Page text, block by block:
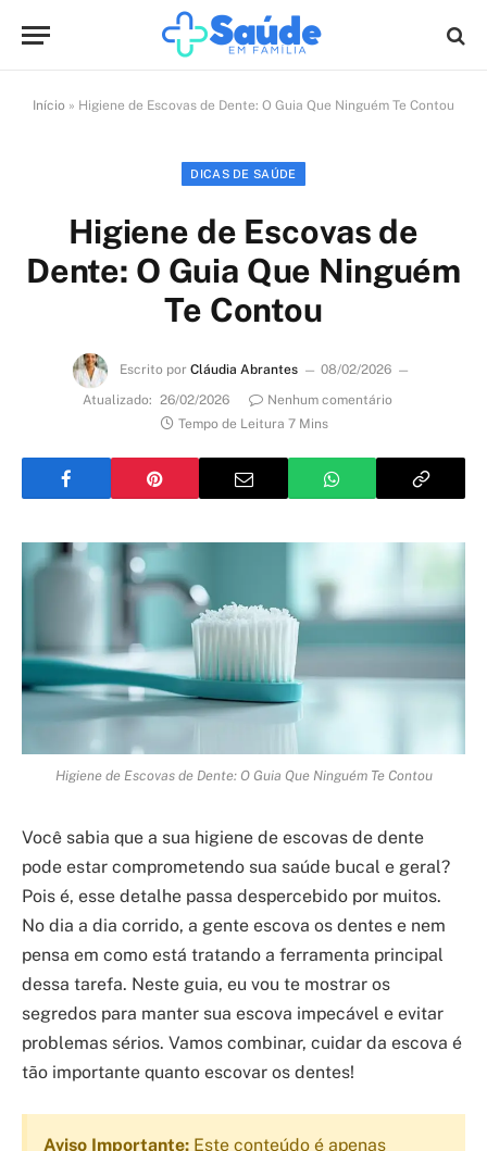
Início » Higiene de Escovas de Dente: O Guia Que Ninguém Te Contou
DICAS DE SAÚDE
Higiene de Escovas de
Dente: O Guia Que Ninguém
Te Contou
Escrito por Cláudia Abrantes
08/02/2026
Atualizado: 26/02/2026
Nenhum comentário
Tempo de Leitura 7 Mins
Higiene de Escovas de Dente: O Guia Que Ninguém Te Contou
Você sabia que a sua higiene de escovas de dente
pode estar comprometendo sua saúde bucal e geral?
Pois é, esse detalhe passa despercebido por muitos.
No dia a dia corrido, a gente escova os dentes e nem
pensa em como está tratando a ferramenta principal
dessa tarefa. Neste guia, eu vou te mostrar os
segredos para manter sua escova impecável e evitar
problemas sérios. Vamos combinar, cuidar da escova é
tão importante quanto escovar os dentes!
Aviso Importante: Este conteúdo é apenas